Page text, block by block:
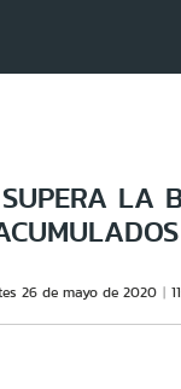
LA
26 de mayo de 2020